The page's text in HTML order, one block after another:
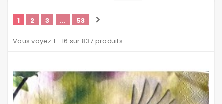
1 2 3 ... 53
Vous voyez 1 - 16 sur 837 produits